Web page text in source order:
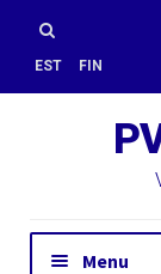
Skip
to
navigation
Skip
to
content
Search
EST FIN
Menu